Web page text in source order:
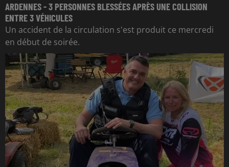
ARDENNES - 3 PERSONNES BLESSÉES APRÈS UNE COLLISION
ENTRE 3 VÉHICULES
Un accident de la circulation s'est produit ce mercredi
en début de soirée.